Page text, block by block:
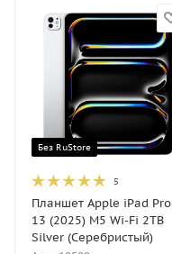
Без RuStore
5
Планшет Apple iPad Pro
13 (2025) M5 Wi-Fi 2TB
Silver (Серебристый)